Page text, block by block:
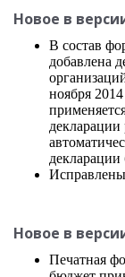
Новое в
В состав
добавлена
ноября
декларации
Новое в
Печатная